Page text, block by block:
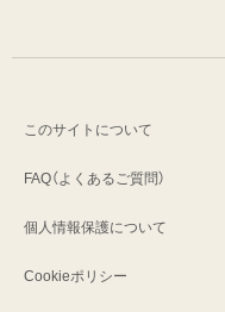
このサイトについて
FAQ（よくあるご質問）
個人情報保護について
Cookieポリシー